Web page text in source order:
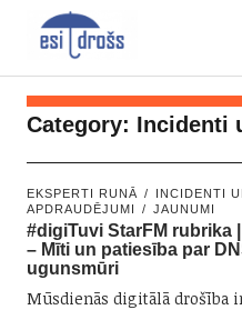
Category: Incidenti
EKSPERTI RUNĀ
INCIDENTI
APDRAUDĒJUMI
JAUNUMI
#digiTuvi StarFM rubrika
– Mīti un patiesība par
ugunsmūri
Mūsdienās digitālā drošība